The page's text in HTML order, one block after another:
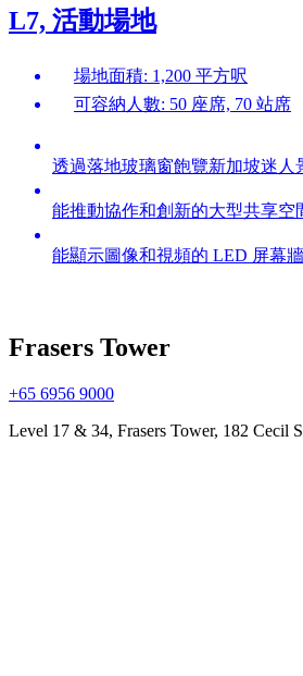
L7, 活動場地
場地面積: 1,200 平方呎
可容納人數: 50 座席, 70 站席
透過落地玻璃窗飽覽新加坡迷人
能推動協作和創新的大型共享空
能顯示圖像和視頻的 LED 屏幕牆
Frasers Tower
+65 6956 9000
Level 17 & 34, Frasers Tower, 182 Cecil